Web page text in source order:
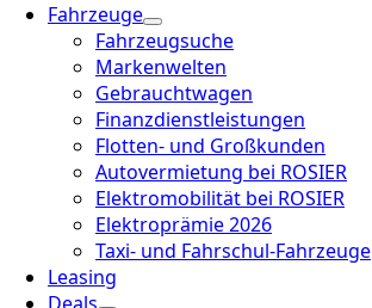
Fahrzeuge
Fahrzeugsuche
Markenwelten
Gebrauchtwagen
Finanzdienstleistungen
Flotten- und Großkunden
Autovermietung bei ROSIER
Elektromobilität bei ROSIER
Elektroprämie 2026
Taxi- und Fahrschul-Fahrzeuge
Leasing